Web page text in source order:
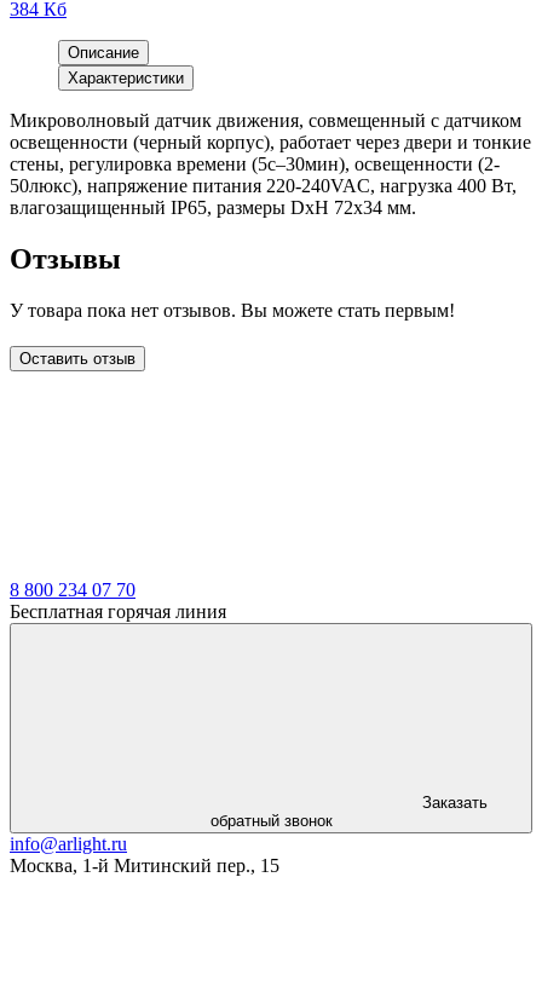
384 Кб
Описание
Характеристики
Микроволновый датчик движения, совмещенный с датчиком
освещенности (черный корпус), работает через двери и тонкие
стены, регулировка времени (5с–30мин), освещенности (2-
50люкс), напряжение питания 220-240VAC, нагрузка 400 Вт,
влагозащищенный IP65, размеры DxH 72x34 мм.
Отзывы
У товара пока нет отзывов. Вы можете стать первым!
Оставить отзыв
8 800 234 07 70
Бесплатная горячая линия
Заказать
обратный звонок
info@arlight.ru
Москва, 1-й Митинский пер., 15